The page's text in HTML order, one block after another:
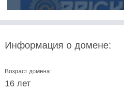
Информация о домене:
Возраст домена:
16 лет